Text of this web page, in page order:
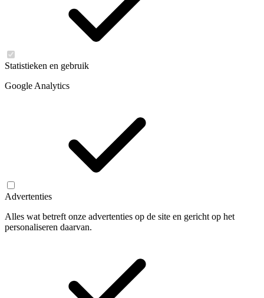
Statistieken en gebruik
Google Analytics
Advertenties
Alles wat betreft onze advertenties op de site en gericht op het
personaliseren daarvan.